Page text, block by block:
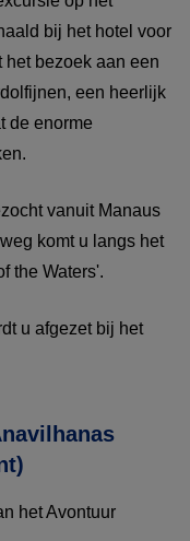
bij het hotel voor
het bezoek aan een
een heerlijk
de enorme
vanuit Manaus
komt u langs het
the Waters'.
u afgezet bij het
het Avontuur